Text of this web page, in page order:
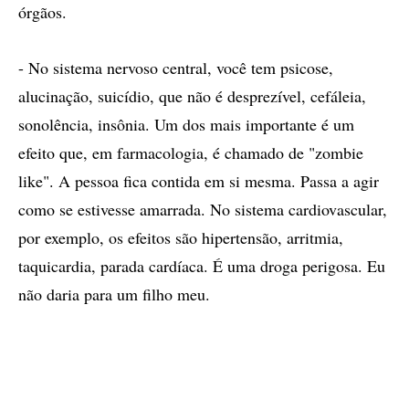
órgãos.
- No sistema nervoso central, você tem psicose,
alucinação, suicídio, que não é desprezível, cefáleia,
sonolência, insônia. Um dos mais importante é um
efeito que, em farmacologia, é chamado de "zombie
like". A pessoa fica contida em si mesma. Passa a agir
como se estivesse amarrada. No sistema cardiovascular,
por exemplo, os efeitos são hipertensão, arritmia,
taquicardia, parada cardíaca. É uma droga perigosa. Eu
não daria para um filho meu.